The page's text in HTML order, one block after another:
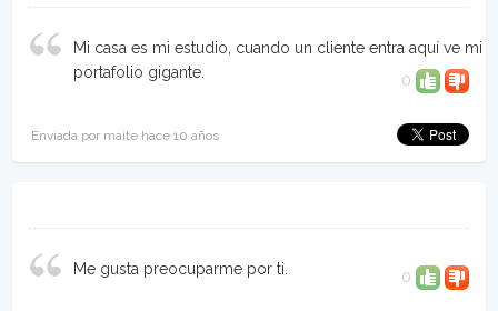
Mi casa es mi estudio, cuando un cliente entra aquí ve mi
portafolio gigante.
0
Enviada por maite hace 10 años
Me gusta preocuparme por ti. 0